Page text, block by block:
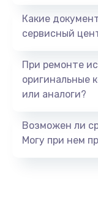
Какие
сервисный
При ремонте
оригинальные
или аналоги?
Возможен ли
Могу при нем